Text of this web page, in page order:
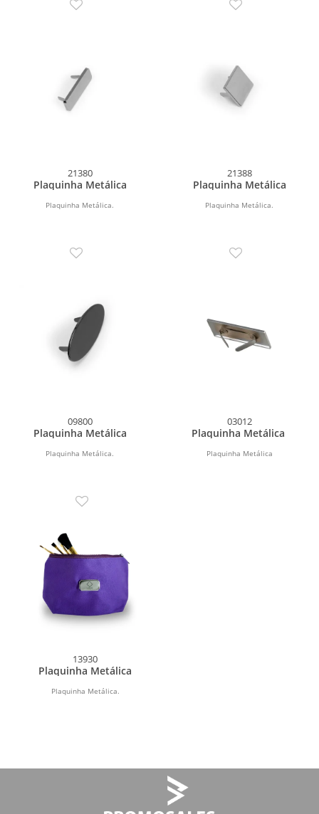
21380
Plaquinha Metálica
Plaquinha Metálica.
21388
Plaquinha Metálica
Plaquinha Metálica.
09800
Plaquinha Metálica
Plaquinha Metálica.
03012
Plaquinha Metálica
Plaquinha Metálica
13930
Plaquinha Metálica
Plaquinha Metálica.